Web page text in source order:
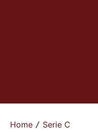
Home / Serie C